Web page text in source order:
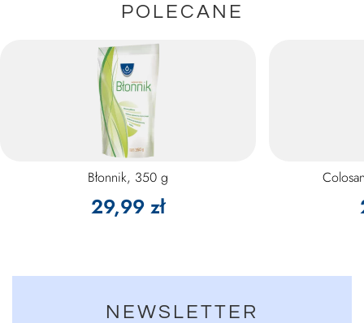
POLECANE
Błonnik, 350 g
29,99 zł
NEWSLETTER